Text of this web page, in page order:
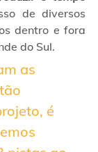
de diversos
dentro e fora
do Sul.
as
é